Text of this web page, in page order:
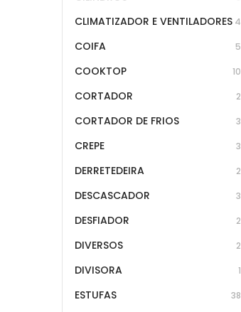
CLIMATIZADOR E VENTILADORES 4
COIFA 5
COOKTOP 10
CORTADOR 2
CORTADOR DE FRIOS 3
CREPE 3
DERRETEDEIRA 2
DESCASCADOR 3
DESFIADOR 2
DIVERSOS 2
DIVISORA 1
ESTUFAS 38